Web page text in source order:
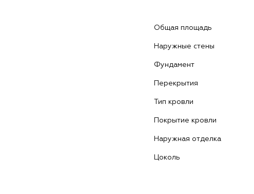
Общая площадь
Наружные стены
Фундамент
Перекрытия
Тип кровли
Покрытие кровли
Наружная отделка
Цоколь